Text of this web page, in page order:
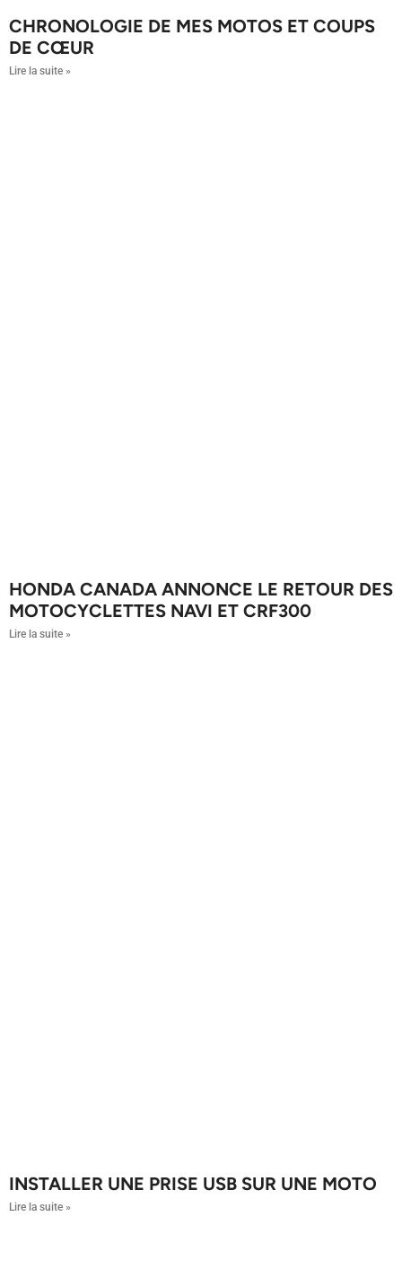
CHRONOLOGIE DE MES MOTOS ET COUPS
DE CŒUR
Lire la suite »
HONDA CANADA ANNONCE LE RETOUR DES
MOTOCYCLETTES NAVI ET CRF300
Lire la suite »
INSTALLER UNE PRISE USB SUR UNE MOTO
Lire la suite »